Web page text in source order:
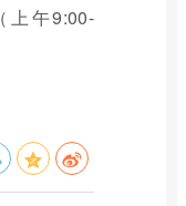
上午9:00-